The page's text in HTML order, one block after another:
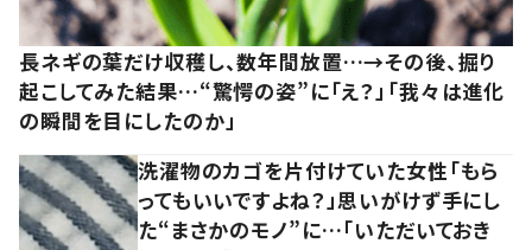
長ネギの葉だけ収穫し、数年間放置…→その後、掘り
起こしてみた結果…“驚愕の姿”に「え？」「我々は進化
の瞬間を目にしたのか」
洗濯物のカゴを片付けていた女性「もら
ってもいいですよね？」思いがけず手にし
た“まさかのモノ”に…「いただいておき